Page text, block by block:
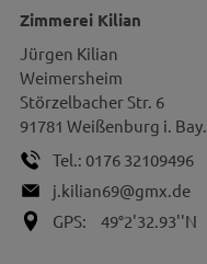
Zimmerei Kilian
Jürgen Kilian
Weimersheim
Störzelbacher Str. 6
91781 Weißenburg i. Bay.
Tel.: 0176 32109496
j.kilian69@gmx.de
GPS:
49°2'32.93''N